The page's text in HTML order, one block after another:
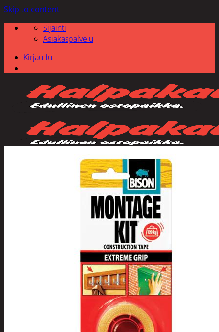
Skip to content
Sijainti
Asiakaspalvelu
Kirjaudu
Poistotuotteet
Kausituotteet
Joulu
Joulu- ja kausivalot
Eläimet ja
tontut